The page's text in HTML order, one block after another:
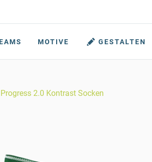
MOTIVE GESTALTEN
Progress 2.0 Kontrast Socken